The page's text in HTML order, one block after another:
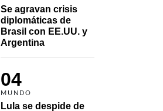
Se agravan crisis
diplomáticas de
Brasil con EE.UU. y
Argentina
04
MUNDO
Lula se despide de